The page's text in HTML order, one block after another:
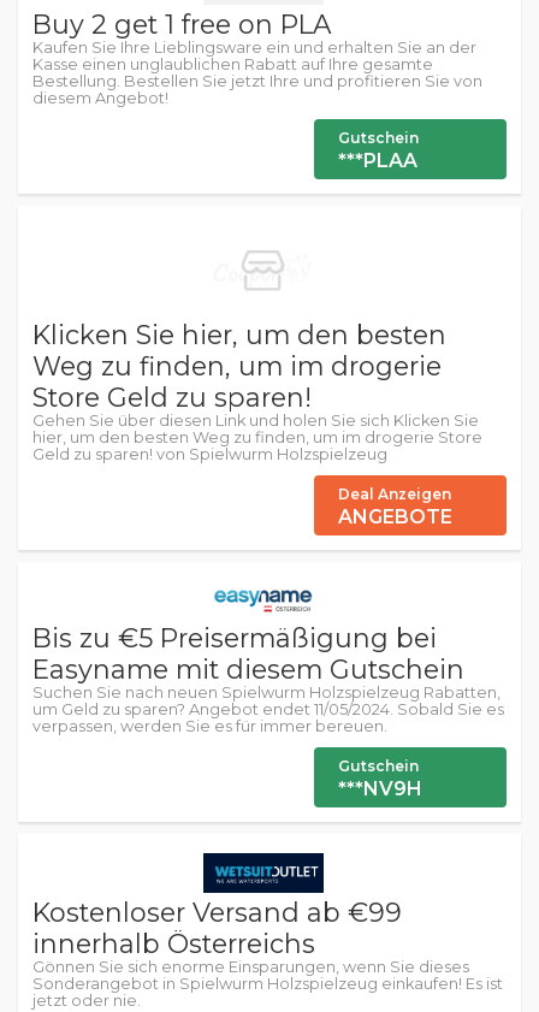
Buy 2 get 1 free on PLA
Kaufen Sie Ihre Lieblingsware ein und erhalten Sie an der
Kasse einen unglaublichen Rabatt auf Ihre gesamte
Bestellung. Bestellen Sie jetzt Ihre und profitieren Sie von
diesem Angebot!
Gutschein
***PLAA
Klicken Sie hier, um den besten
Weg zu finden, um im drogerie
Store Geld zu sparen!
Gehen Sie über diesen Link und holen Sie sich Klicken Sie
hier, um den besten Weg zu finden, um im drogerie Store
Geld zu sparen! von Spielwurm Holzspielzeug
Deal Anzeigen
ANGEBOTE
Bis zu €5 Preisermäßigung bei
Easyname mit diesem Gutschein
Suchen Sie nach neuen Spielwurm Holzspielzeug Rabatten,
um Geld zu sparen? Angebot endet 11/05/2024. Sobald Sie es
verpassen, werden Sie es für immer bereuen.
Gutschein
***NV9H
Kostenloser Versand ab €99
innerhalb Österreichs
Gönnen Sie sich enorme Einsparungen, wenn Sie dieses
Sonderangebot in Spielwurm Holzspielzeug einkaufen! Es ist
jetzt oder nie.